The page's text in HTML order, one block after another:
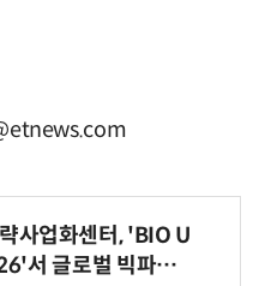
사업화센터, 'BIO U
서 글로벌 빅파마